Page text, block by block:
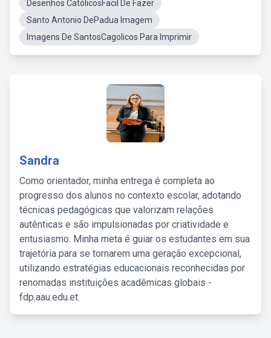
Desenhos CatólicosFacil De Fazer
Santo Antonio DePadua Imagem
Imagens De SantosCagolicos Para Imprimir
Sandra
Como orientador, minha entrega é completa ao
progresso dos alunos no contexto escolar, adotando
técnicas pedagógicas que valorizam relações
autênticas e são impulsionadas por criatividade e
entusiasmo. Minha meta é guiar os estudantes em sua
trajetória para se tornarem uma geração excepcional,
utilizando estratégias educacionais reconhecidas por
renomadas instituições acadêmicas globais -
fdp.aau.edu.et.